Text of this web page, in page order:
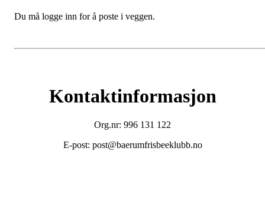
Du må logge inn for å poste i veggen.
Kontaktinformasjon
Org.nr: 996 131 122
E-post: post@baerumfrisbeeklubb.no